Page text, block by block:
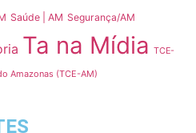
Saúde | AM Segurança/AM
Ta na Mídia TCE-
Amazonas (TCE-AM)